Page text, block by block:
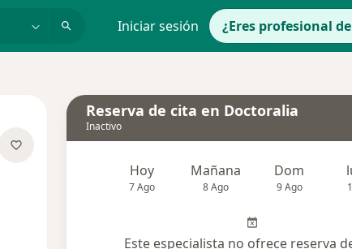
Iniciar sesión ¿Eres profesional
Reserva de cita en Doctoralia
Inactivo
Hoy
7 Ago
Mañana
8 Ago
Dom
9 Ago
Este especialista no ofrece reserva